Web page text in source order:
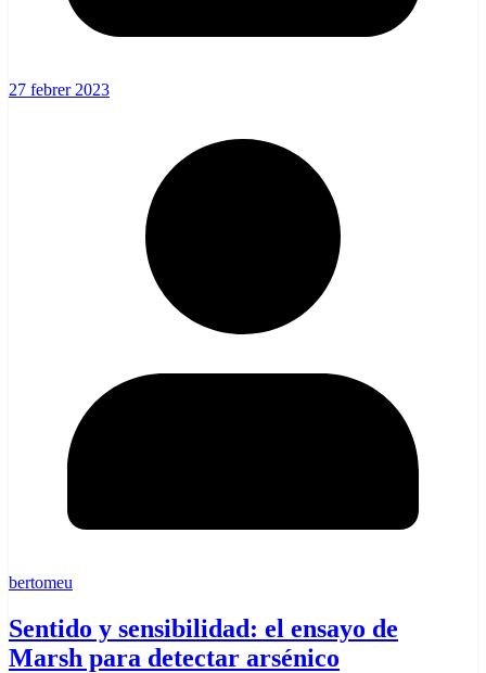
27 febrer 2023
bertomeu
Sentido y sensibilidad: el ensayo de
Marsh para detectar arsénico